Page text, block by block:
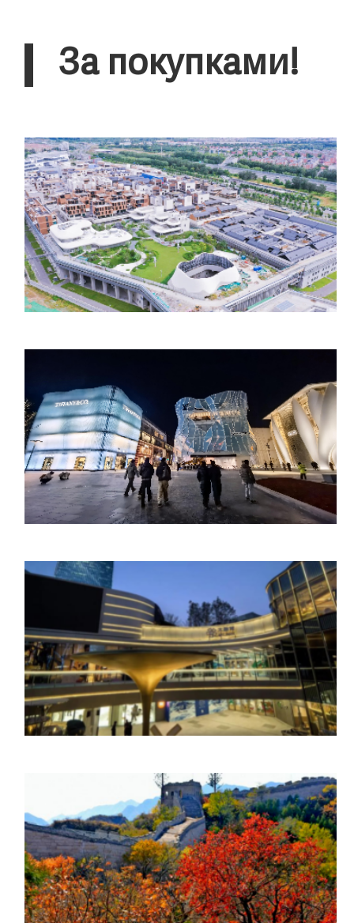
прозвание «центр
более 700 лет, а
Саньлитунь,
«Мекка моды». Если
ограничиваться
советуем вам
международные
За покупками!